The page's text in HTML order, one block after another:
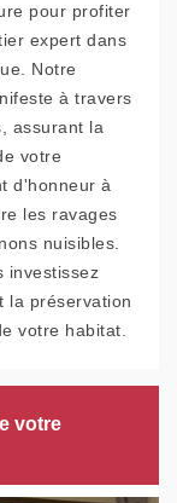
pour profiter
expert dans
Notre
à travers
assurant la
votre
d'honneur à
les ravages
nuisibles.
investissez
la préservation
votre habitat.
votre